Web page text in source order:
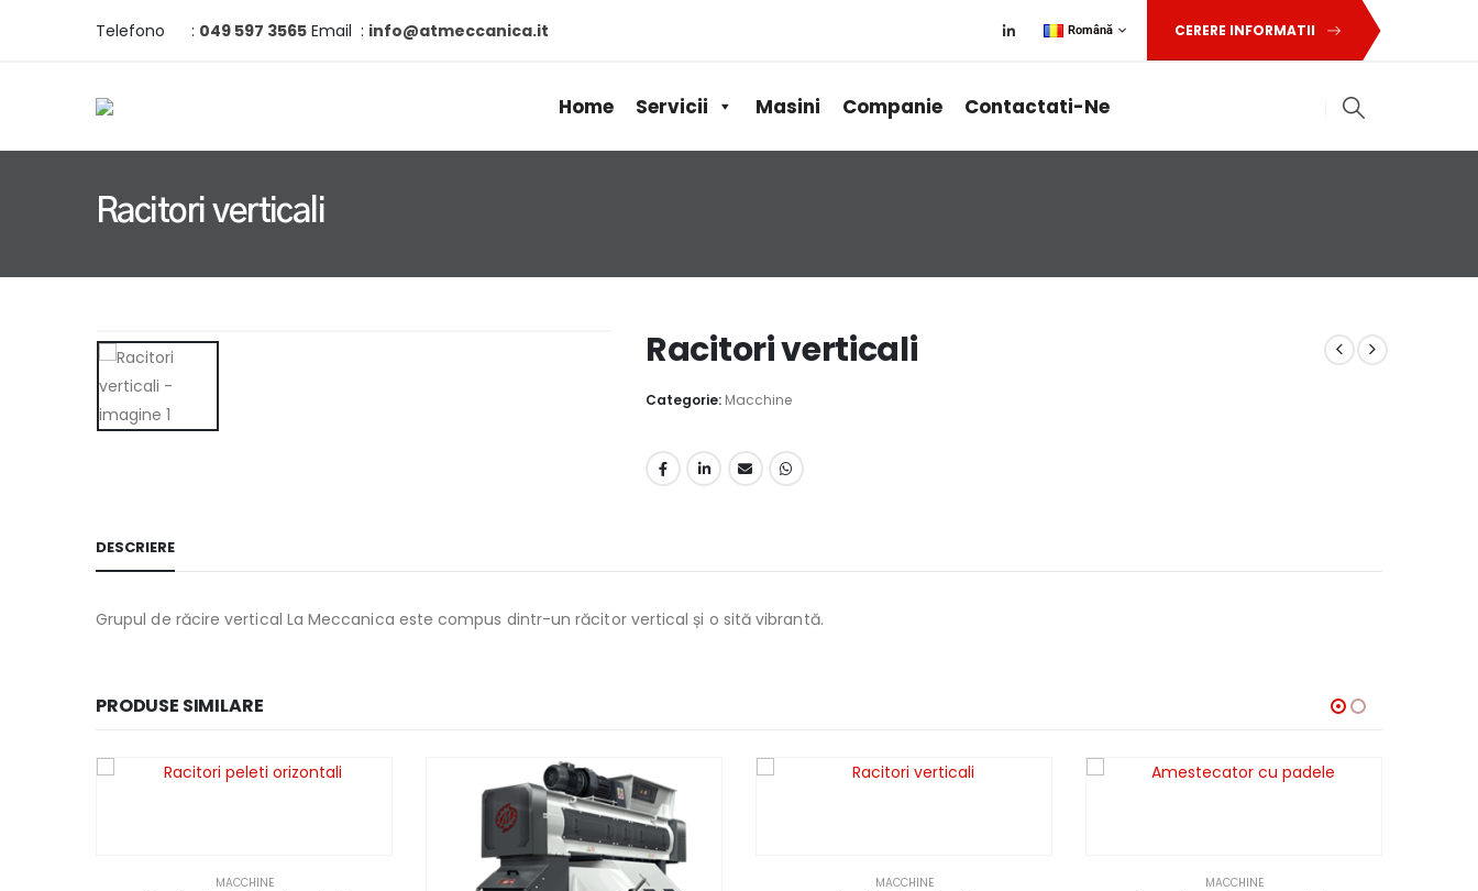
Telefono : 049 597 3565 Email : info@atmeccanica.it Română CERERE INFORMATII
Home Servicii Masini Companie Contactati-Ne
Racitori verticali
Racitori verticali
Categorie: Macchine
DESCRIERE
Grupul de răcire vertical La Meccanica este compus dintr-un răcitor vertical și o sită vibrantă.
PRODUSE SIMILARE
MACCHINE MACCHINE MACCHINE